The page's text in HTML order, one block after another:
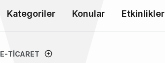
Kategoriler Konular Etkinlikler
E-TICARET